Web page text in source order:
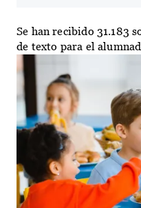
Se han recibido 31.183
de texto para el